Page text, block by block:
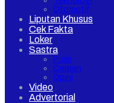
Otomotif
Liputan Khusus
Cek Fakta
Loker
Sastra
Puisi
Cerpen
Opini
Video
Advertorial